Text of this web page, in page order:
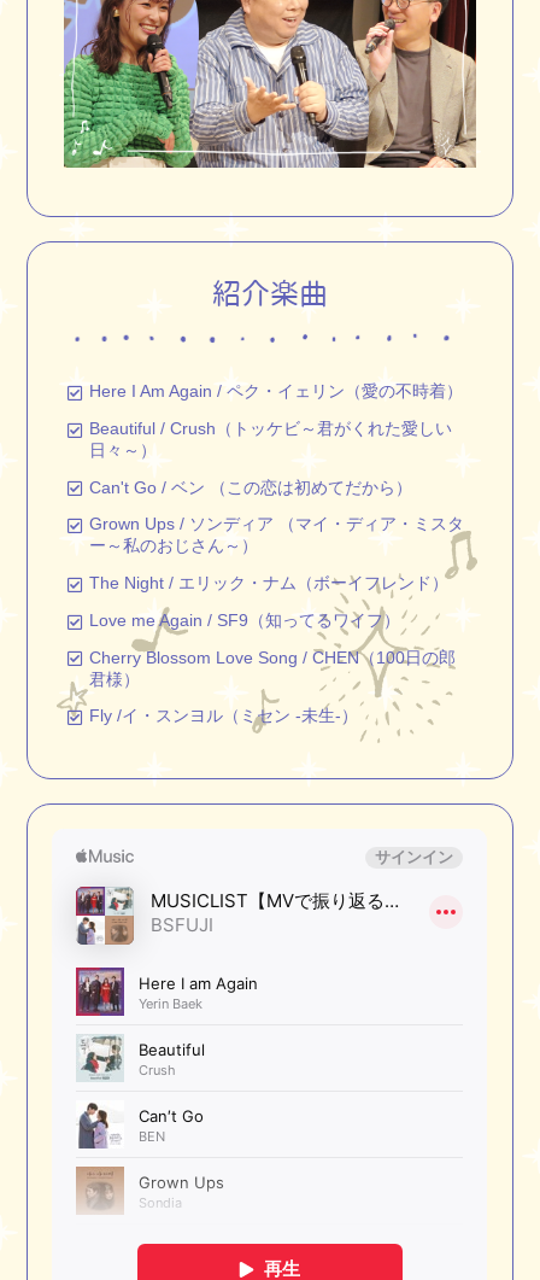
紹介楽曲
Here I Am Again / ペク・イェリン（愛の不時着）
Beautiful / Crush（トッケビ～君がくれた愛しい
日々～）
Can't Go / ベン （この恋は初めてだから）
Grown Ups / ソンディア （マイ・ディア・ミスタ
ー～私のおじさん～）
The Night / エリック・ナム（ボーイフレンド）
Love me Again / SF9（知ってるワイフ）
Cherry Blossom Love Song / CHEN（100日の郎
君様）
Fly /イ・スンヨル（ミセン -未生-）